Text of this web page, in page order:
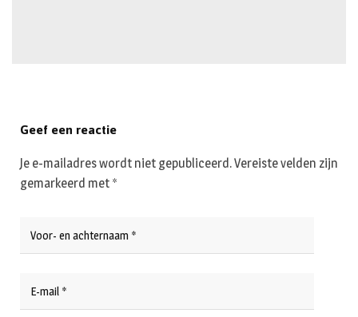
Geef een reactie
Je e-mailadres wordt niet gepubliceerd.Vereiste velden zijn
gemarkeerd met *